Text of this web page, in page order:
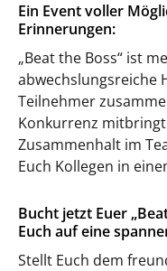
Ein Event voller
Erinnerungen:
„Beat the Boss“ ist
abwechslungsreiche
Teilnehmer
Konkurrenz
Zusammenhalt im
Euch Kollegen in
Bucht jetzt Euer
Euch auf eine
Stellt Euch dem